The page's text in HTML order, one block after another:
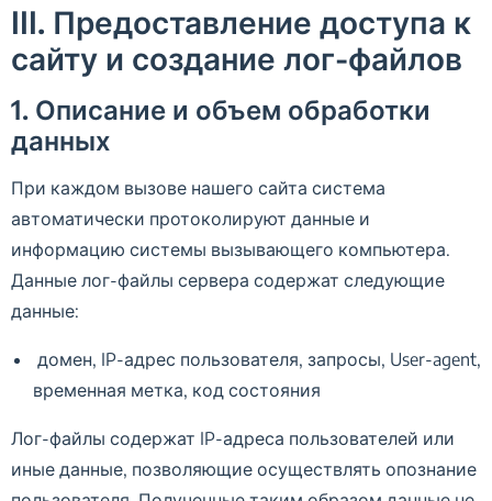
III. Предоставление доступа к
сайту и создание лог-файлов
1. Описание и объем обработки
данных
При каждом вызове нашего сайта система
автоматически протоколируют данные и
информацию системы вызывающего компьютера.
Данные лог-файлы сервера содержат следующие
данные:
домен, IP-адрес пользователя, запросы, User-agent,
временная метка, код состояния
Лог-файлы содержат IP-адреса пользователей или
иные данные, позволяющие осуществлять опознание